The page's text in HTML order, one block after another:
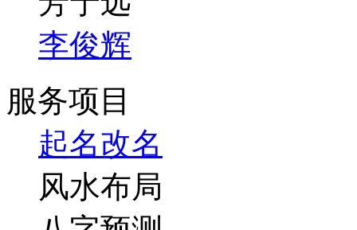
李俊辉
服务项目
起名改名
风水布局